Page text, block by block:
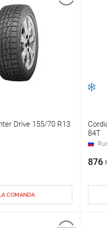
Drive 155/70 R13
LA COMANDA
84T
876